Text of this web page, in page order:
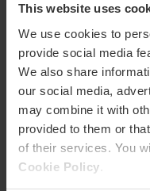
This website uses
We use cookies to
provide social media
We also share
our social media,
may combine it with
provided to them or
of their services. You
Cookie Policy
Contacto
Facebook
Email*